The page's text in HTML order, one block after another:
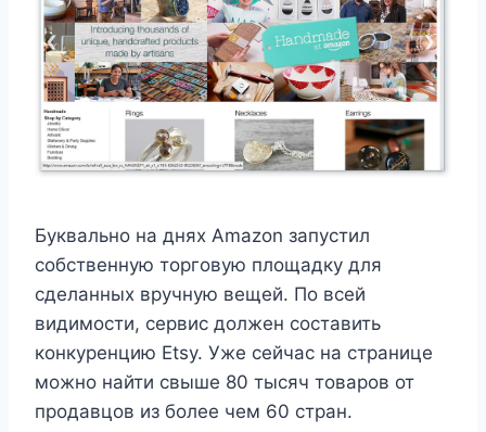
Буквально на днях Amazon запустил
собственную торговую площадку для
сделанных вручную вещей. По всей
видимости, сервис должен составить
конкуренцию Etsy. Уже сейчас на странице
можно найти свыше 80 тысяч товаров от
продавцов из более чем 60 стран.